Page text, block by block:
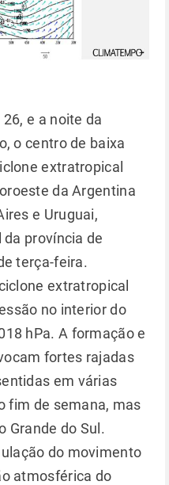
e a noite da
o centro de baixa
extratropical
da Argentina
e Uruguai,
província de
terça-feira.
extratropical
no interior do
hPa. A formação e
fortes rajadas
em várias
fim de semana, mas
Grande do Sul.
do movimento
atmosférica do